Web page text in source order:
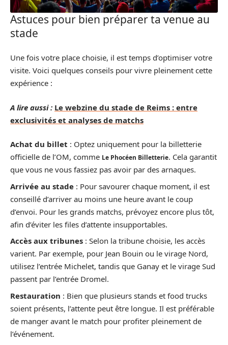
Astuces pour bien préparer ta venue au
stade
Une fois votre place choisie, il est temps d’optimiser votre
visite. Voici quelques conseils pour vivre pleinement cette
expérience :
A lire aussi : Le webzine du stade de Reims : entre
exclusivités et analyses de matchs
Achat du billet : Optez uniquement pour la billetterie
officielle de l’OM, comme Le Phocéen Billetterie. Cela garantit
que vous ne vous fassiez pas avoir par des arnaques.
Arrivée au stade : Pour savourer chaque moment, il est
conseillé d’arriver au moins une heure avant le coup
d’envoi. Pour les grands matchs, prévoyez encore plus tôt,
afin d’éviter les files d’attente insupportables.
Accès aux tribunes : Selon la tribune choisie, les accès
varient. Par exemple, pour Jean Bouin ou le virage Nord,
utilisez l’entrée Michelet, tandis que Ganay et le virage Sud
passent par l’entrée Dromel.
Restauration : Bien que plusieurs stands et food trucks
soient présents, l’attente peut être longue. Il est préférable
de manger avant le match pour profiter pleinement de
l’événement.